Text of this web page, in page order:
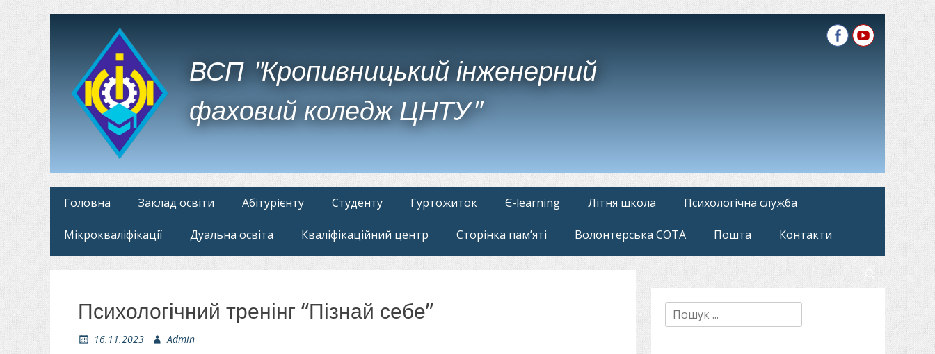
ВСП "Кропивницький інженерний
фаховий коледж ЦНТУ"
FacebookYouTube
Головне
Перейти
Головна Заклад освіти Абітурієнту Студенту Гуртожиток Є-learning Літня школа Психологічна служба
Мікрокваліфікації Дуальна освіта Кваліфікаційний центр Сторінка пам’яті Волонтерська СОТА Пошта Контакти
Психологічний тренінг “Пізнай себе”
О
16.11.2023
А
Admin
Пошук: